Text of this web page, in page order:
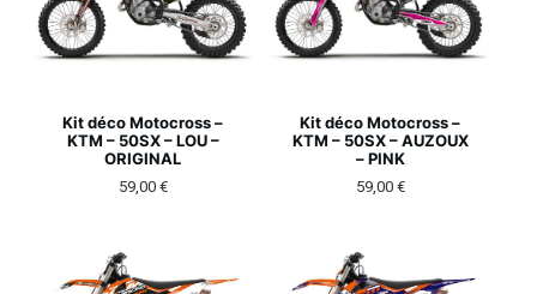
Kit déco Motocross –
KTM – 50SX – LOU –
ORIGINAL
59,00 €
Kit déco Motocross –
KTM – 50SX – AUZOUX
– PINK
59,00 €